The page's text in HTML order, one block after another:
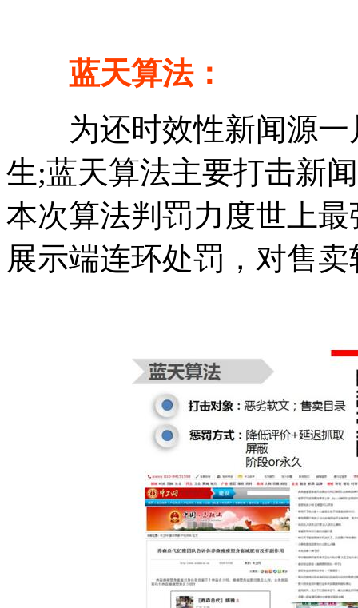
蓝天算法：
为还时效性新闻源一
生;蓝天算法主要打击新
本次算法判罚力度世上
展示端连环处罚，对售